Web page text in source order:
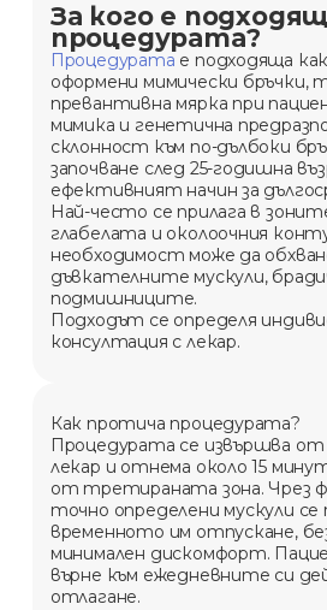
За кого е
процедурата?
Процедурата е подходяща
оформени мимически бръчки,
превантивна мярка при
мимика и генетична
склонност към по-дълбоки
започване след 25-годишна
ефективният начин за
Най-често се прилага в
глабелата и околоочния
необходимост може да
дъвкателните мускули,
подмишниците.
Подходът се определя
консултация с лекар.
Как протича процедурата?
Процедурата се извършва
лекар и отнема около 15
от третираната зона. Чрез
точно определени мускули се
временното им отпускане,
минимален дискомфорт.
върне към ежедневните си
отлагане.